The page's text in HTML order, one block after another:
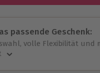
passende Geschenk:
volle Flexibilität und